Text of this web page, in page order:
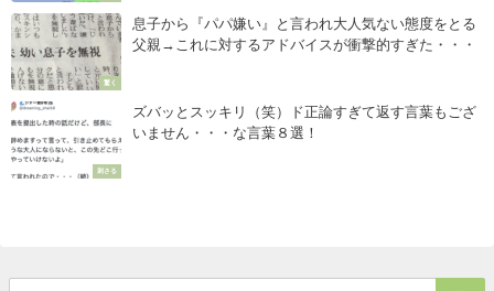
驚く
息子から『パパ嫌い』と言われ大人気ない態度をとる
父親→これに対するアドバイスが衝撃的すぎた・・・
刺さる
ズバッとスッキリ（笑）ド正論すぎて返す言葉もござ
いません・・・な言葉８選！